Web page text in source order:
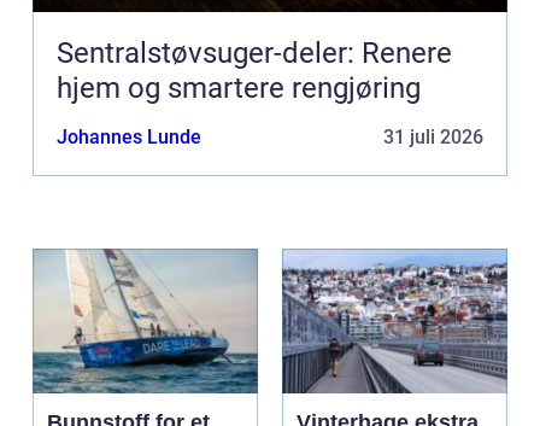
Sentralstøvsuger-deler: Renere
hjem og smartere rengjøring
Johannes Lunde 31 juli 2026